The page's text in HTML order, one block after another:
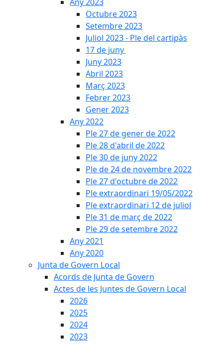
Octubre 2023
Setembre 2023
Juliol 2023 - Ple del cartipàs
17 de juny
Juny 2023
Abril 2023
Març 2023
Febrer 2023
Gener 2023
Any 2022
Ple 27 de gener de 2022
Ple 28 d'abril de 2022
Ple 30 de juny 2022
Ple de 24 de novembre 2022
Ple 27 d'octubre de 2022
Ple extraordinari 19/05/2022
Ple extraordinari 12 de juliol
Ple 31 de març de 2022
Ple 29 de setembre 2022
Any 2021
Any 2020
Junta de Govern Local
Acords de Junta de Govern
Actes de les Juntes de Govern Local
2026
2025
2024
2023